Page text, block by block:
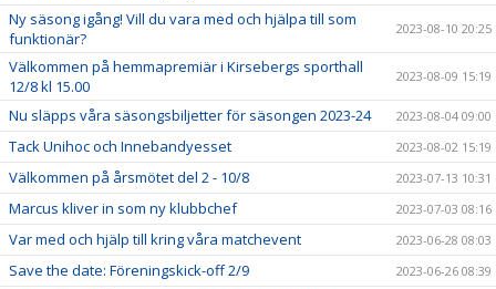
Ny säsong igång! Vill du vara med och hjälpa till som
funktionär?
2023-08-10 20:25
Välkommen på hemmapremiär i Kirsebergs sporthall
12/8 kl 15.00
2023-08-09 15:19
Nu släpps våra säsongsbiljetter för säsongen 2023-24 2023-08-04 09:00
Tack Unihoc och Innebandyesset 2023-08-02 15:19
Välkommen på årsmötet del 2 - 10/8 2023-07-13 10:31
Marcus kliver in som ny klubbchef 2023-07-03 08:16
Var med och hjälp till kring våra matchevent 2023-06-28 08:03
Save the date: Föreningskick-off 2/9 2023-06-26 08:39